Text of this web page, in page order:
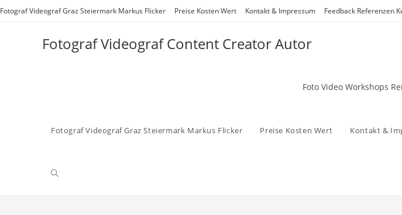
Zum
Fotograf Videograf Graz Steiermark Markus Flicker Preise Kosten Wert Kontakt & Impressum Feedback Referenzen
Fotograf Videograf Content Creator Autor
Foto Video Workshops
Fotograf Videograf Graz Steiermark Markus Flicker Preise Kosten Wert Kontakt &
Website-